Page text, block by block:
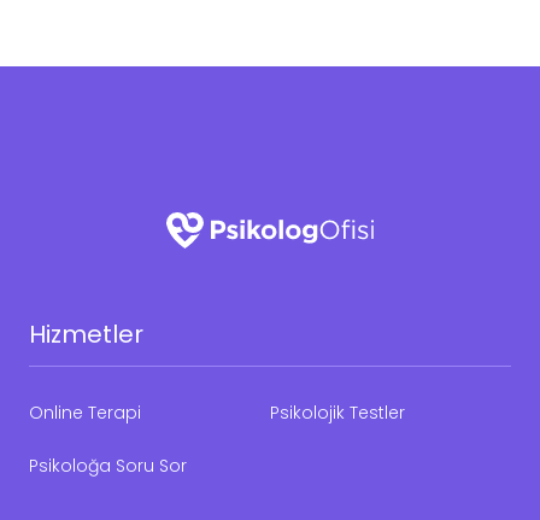
Hizmetler
Online Terapi Psikolojik Testler
Psikoloğa Soru Sor